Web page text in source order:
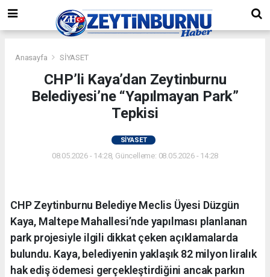
Anasayfa SİYASET
CHP’li Kaya’dan Zeytinburnu
Belediyesi’ne “Yapılmayan Park”
Tepkisi
SİYASET
08.05.2026 - 14:28, Güncelleme: 08.05.2026 - 14:28
CHP Zeytinburnu Belediye Meclis Üyesi Düzgün
Kaya, Maltepe Mahallesi’nde yapılması planlanan
park projesiyle ilgili dikkat çeken açıklamalarda
bulundu. Kaya, belediyenin yaklaşık 82 milyon liralık
hak ediş ödemesi gerçekleştirdiğini ancak parkın